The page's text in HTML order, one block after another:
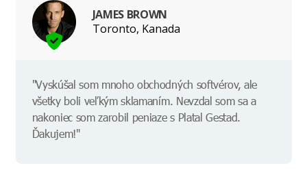
JAMES BROWN
Toronto, Kanada
"Vyskúšal som mnoho obchodných softvérov, ale
všetky boli veľkým sklamaním. Nevzdal som sa a
nakoniec som zarobil peniaze s Platal Gestad.
Ďakujem!"